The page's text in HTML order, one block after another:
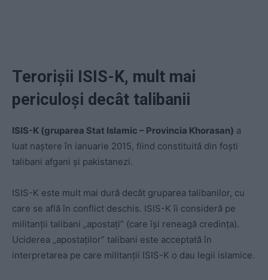
Terorișii ISIS-K, mult mai
periculoși decât talibanii
ISIS-K (gruparea Stat Islamic – Provincia Khorasan) a
luat naștere în ianuarie 2015, fiind constituită din foști
talibani afgani și pakistanezi.
ISIS-K este mult mai dură decât gruparea talibanilor, cu
care se află în conflict deschis. ISIS-K îi consideră pe
militanții talibani „apostați” (care își reneagă credința).
Uciderea „apostaților” talibani este acceptată în
interpretarea pe care militanții ISIS-K o dau legii islamice.